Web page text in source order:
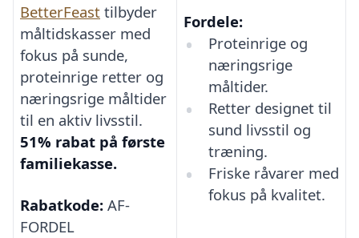
BetterFeast tilbyder
måltidskasser med
fokus på sunde,
proteinrige retter og
næringsrige måltider
til en aktiv livsstil.
51% rabat på første
familiekasse.
Rabatkode: AF-
FORDEL
Fordele:
Proteinrige og
næringsrige
måltider.
Retter designet til
sund livsstil og
træning.
Friske råvarer med
fokus på kvalitet.